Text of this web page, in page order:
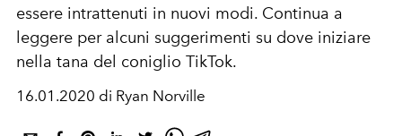
essere intrattenuti in nuovi modi. Continua a
leggere per alcuni suggerimenti su dove iniziare
nella tana del coniglio TikTok.
16.01.2020 di Ryan Norville